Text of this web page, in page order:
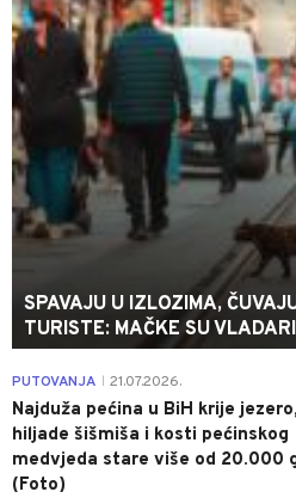
SPAVAJU U IZLOZIMA,
TURISTE: MAČKE SU
PUTOVANJA 21.07.2026.
Najduža pećina u BiH krije jezero,
hiljade šišmiša i kosti pećinskog
medvjeda stare više od 20.000
(Foto)